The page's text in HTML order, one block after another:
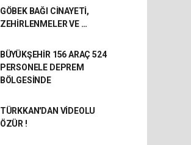
GÖBEK BAĞI CİNAYETİ,
ZEHİRLENMELER VE …
BÜYÜKŞEHİR 156 ARAÇ 524
PERSONELE DEPREM
BÖLGESİNDE
TÜRKKAN'DAN VİDEOLU
ÖZÜR !